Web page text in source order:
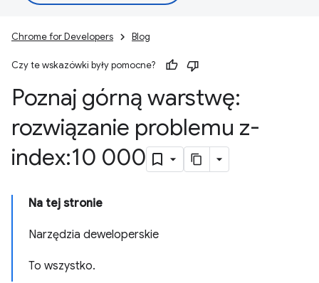
Chrome for Developers Blog
Czy te wskazówki były pomocne?
Poznaj górną warstwę:
rozwiązanie problemu z-
index:10 000
Na tej stronie
Narzędzia deweloperskie
To wszystko.